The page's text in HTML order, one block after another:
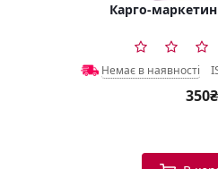
Карго-
Немає в наявності
350₴